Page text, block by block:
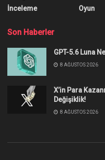
İnceleme
Oyun
Son Haberler
GPT-5.6 Luna
8 AĞUSTOS 2026
X’in Para
Değişiklik!
8 AĞUSTOS 2026